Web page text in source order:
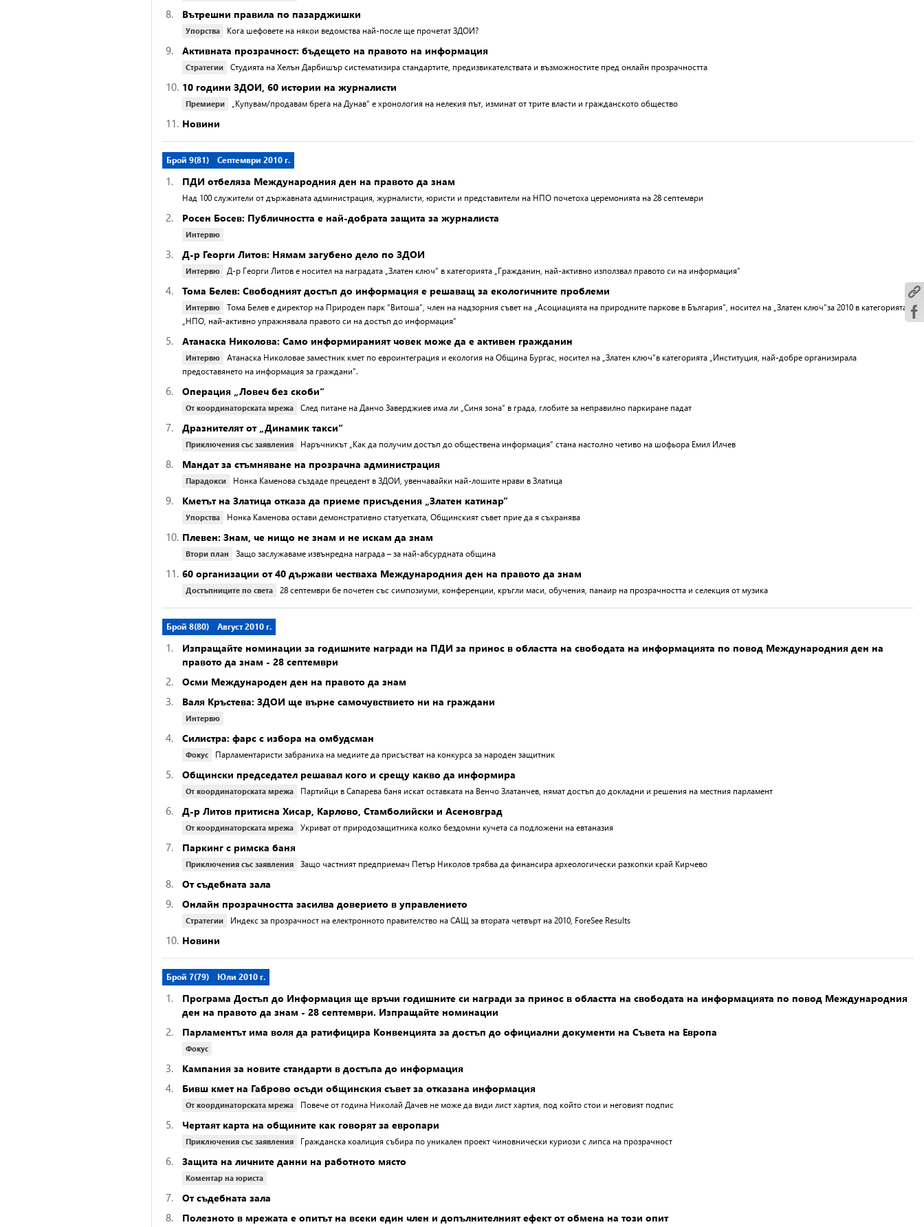
8. Вътрешни правила по пазарджишки
Упорства Кога шефовете на някои ведомства най-после ще прочетат ЗДОИ?
9. Активната прозрачност: бъдещето на правото на информация
Стратегии Студията на Хелън Дарбишър систематизира стандартите, предизвикателствата и възможностите пред онлайн прозрачността
10. 10 години ЗДОИ, 60 истории на журналисти
Премиери „Купувам/продавам брега на Дунав“ е хронология на нелекия път, изминат от трите власти и гражданското общество
11. Новини
Брой 9(81) Септември 2010 г.
1. ПДИ отбеляза Международния ден на правото да знам
Над 100 служители от държавната администрация, журналисти, юристи и представители на НПО почетоха церемонията на 28 септември
2. Росен Босев: Публичността е най-добрата защита за журналиста
Интервю
3. Д-р Георги Литов: Нямам загубено дело по ЗДОИ
Интервю Д-р Георги Литов е носител на наградата „Златен ключ” в категорията „Гражданин, най-активно използвал правото си на информация”
4. Тома Белев: Свободният достъп до информация е решаващ за екологичните проблеми
Интервю
Тома Белев е директор на Природен парк “Витоша”, член на надзорния съвет на „Асоциацията на природните паркове в България”, носител на „Златен ключ”за 2010 в категорията
„НПО, най-активно упражнявала правото си на достъп до информация”
5. Атанаска Николова: Само информираният човек може да е активен гражданин
Интервю
Атанаска Николовае заместник кмет по евроинтеграция и екология на Община Бургас, носител на „Златен ключ”в категорията „Институция, най-добре организирала
предоставянето на информация за граждани”.
6. Операция „Ловеч без скоби“
От координаторската мрежа След питане на Данчо Заверджиев има ли „Синя зона“ в града, глобите за неправилно паркиране падат
7. Дразнителят от „Динамик такси“
Приключения със заявления Наръчникът „Как да получим достъп до обществена информация“ стана настолно четиво на шофьора Емил Илчев
8. Мандат за стъмняване на прозрачна администрация
Парадокси Нонка Каменова създаде прецедент в ЗДОИ, увенчавайки най-лошите нрави в Златица
9. Кметът на Златица отказа да приеме присъдения „Златен катинар”
Упорства Нонка Каменова остави демонстративно статуетката, Общинският съвет прие да я съхранява
10. Плевен: Знам, че нищо не знам и не искам да знам
Втори план Защо заслужаваме извънредна награда – за най-абсурдната община
11. 60 организации от 40 държави честваха Международния ден на правото да знам
Достъпниците по света 28 септември бе почетен със симпозиуми, конференции, кръгли маси, обучения, панаир на прозрачността и селекция от музика
Брой 8(80) Август 2010 г.
1.
Изпращайте номинации за годишните награди на ПДИ за принос в областта на свободата на информацията по повод Международния ден на
правото да знам - 28 септември
2. Осми Международен ден на правото да знам
3. Валя Кръстева: ЗДОИ ще върне самочувствието ни на граждани
Интервю
4. Силистра: фарс с избора на омбудсман
Фокус Парламентаристи забраниха на медиите да присъстват на конкурса за народен защитник
5. Общински председател решавал кого и срещу какво да информира
От координаторската мрежа Партийци в Сапарева баня искат оставката на Венчо Златанчев, нямат достъп до докладни и решения на местния парламент
6. Д-р Литов притисна Хисар, Карлово, Стамболийски и Асеновград
От координаторската мрежа Укриват от природозащитника колко бездомни кучета са подложени на евтаназия
7. Паркинг с римска баня
Приключения със заявления Защо частният предприемач Петър Николов трябва да финансира археологически разкопки край Кирчево
8. От съдебната зала
9. Онлайн прозрачността засилва доверието в управлението
Стратегии Индекс за прозрачност на електронното правителство на САЩ за втората четвърт на 2010, ForeSee Results
10. Новини
Брой 7(79) Юли 2010 г.
1.
Програма Достъп до Информация ще връчи годишните си награди за принос в областта на свободата на информацията по повод Международния
ден на правото да знам - 28 септември. Изпращайте номинации
2. Парламентът има воля да ратифицира Конвенцията за достъп до официални документи на Съвета на Европа
Фокус
3. Кампания за новите стандарти в достъпа до информация
4. Бивш кмет на Габрово осъди общинския съвет за отказана информация
От координаторската мрежа Повече от година Николай Дачев не може да види лист хартия, под който стои и неговият подпис
5. Чертаят карта на общините как говорят за европари
Приключения със заявления Гражданска коалиция събира по уникален проект чиновнически куриози с липса на прозрачност
6. Защита на личните данни на работното място
Коментар на юриста
7. От съдебната зала
8. Полезното в мрежата е опитът на всеки един член и допълнителният ефект от обмена на този опит